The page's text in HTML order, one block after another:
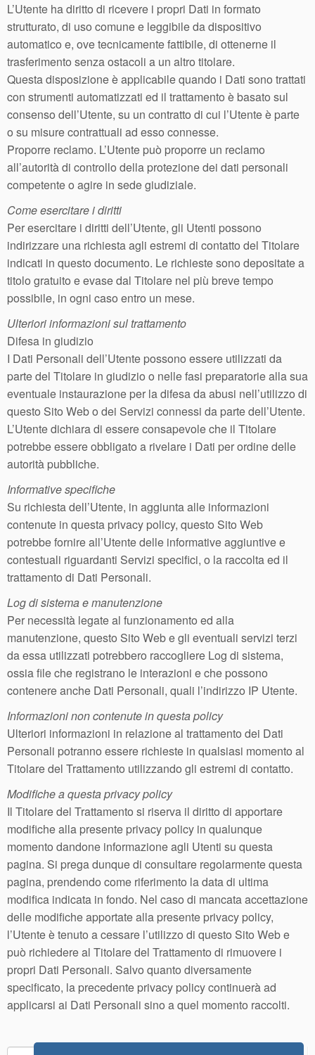
L’Utente ha diritto di ricevere i propri Dati in formato
strutturato, di uso comune e leggibile da dispositivo
automatico e, ove tecnicamente fattibile, di ottenerne il
trasferimento senza ostacoli a un altro titolare.
Questa disposizione è applicabile quando i Dati sono trattati
con strumenti automatizzati ed il trattamento è basato sul
consenso dell’Utente, su un contratto di cui l’Utente è parte
o su misure contrattuali ad esso connesse.
Proporre reclamo. L’Utente può proporre un reclamo
all’autorità di controllo della protezione dei dati personali
competente o agire in sede giudiziale.
Come esercitare i diritti
Per esercitare i diritti dell’Utente, gli Utenti possono
indirizzare una richiesta agli estremi di contatto del Titolare
indicati in questo documento. Le richieste sono depositate a
titolo gratuito e evase dal Titolare nel più breve tempo
possibile, in ogni caso entro un mese.
Ulteriori informazioni sul trattamento
Difesa in giudizio
I Dati Personali dell’Utente possono essere utilizzati da
parte del Titolare in giudizio o nelle fasi preparatorie alla sua
eventuale instaurazione per la difesa da abusi nell’utilizzo di
questo Sito Web o dei Servizi connessi da parte dell’Utente.
L’Utente dichiara di essere consapevole che il Titolare
potrebbe essere obbligato a rivelare i Dati per ordine delle
autorità pubbliche.
Informative specifiche
Su richiesta dell’Utente, in aggiunta alle informazioni
contenute in questa privacy policy, questo Sito Web
potrebbe fornire all’Utente delle informative aggiuntive e
contestuali riguardanti Servizi specifici, o la raccolta ed il
trattamento di Dati Personali.
Log di sistema e manutenzione
Per necessità legate al funzionamento ed alla
manutenzione, questo Sito Web e gli eventuali servizi terzi
da essa utilizzati potrebbero raccogliere Log di sistema,
ossia file che registrano le interazioni e che possono
contenere anche Dati Personali, quali l’indirizzo IP Utente.
Informazioni non contenute in questa policy
Ulteriori informazioni in relazione al trattamento dei Dati
Personali potranno essere richieste in qualsiasi momento al
Titolare del Trattamento utilizzando gli estremi di contatto.
Modifiche a questa privacy policy
Il Titolare del Trattamento si riserva il diritto di apportare
modifiche alla presente privacy policy in qualunque
momento dandone informazione agli Utenti su questa
pagina. Si prega dunque di consultare regolarmente questa
pagina, prendendo come riferimento la data di ultima
modifica indicata in fondo. Nel caso di mancata accettazione
delle modifiche apportate alla presente privacy policy,
l’Utente è tenuto a cessare l’utilizzo di questo Sito Web e
può richiedere al Titolare del Trattamento di rimuovere i
propri Dati Personali. Salvo quanto diversamente
specificato, la precedente privacy policy continuerà ad
applicarsi ai Dati Personali sino a quel momento raccolti.